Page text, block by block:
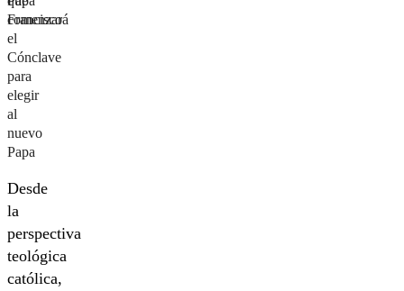
comenzará
el
Cónclave
para
elegir
al
nuevo
Papa
Francisco
Desde
la
perspectiva
teológica
católica,